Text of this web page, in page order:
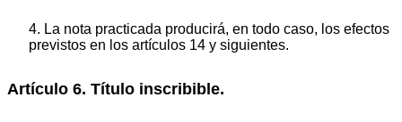
4. La nota practicada producirá, en todo caso, los efectos
previstos en los artículos 14 y siguientes.
Artículo 6. Título inscribible.